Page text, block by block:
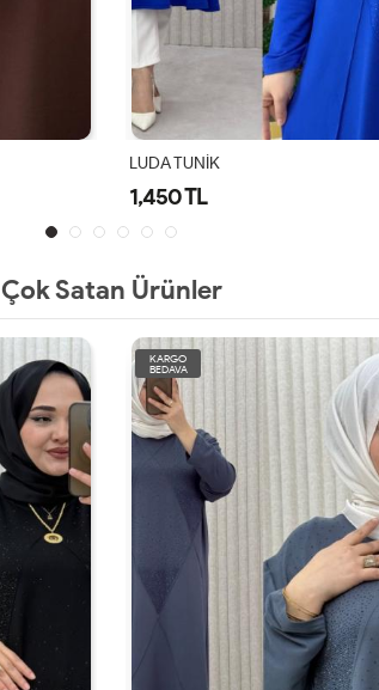
LUDA TUNİK
1,450 TL
Çok Satan Ürünler
KARGO
BEDAVA